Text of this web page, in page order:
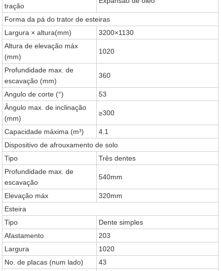
tração
Forma da pá do trator de esteiras
Largura × altura(mm)
3200×1130
Altura de elevação máx
(mm)
1020
Profundidade max. de
escavação (mm)
360
Angulo de corte (°)
53
Ângulo max. de inclinação
(mm)
≥300
Capacidade máxima (m³)
4.1
Dispositivo de afrouxamento de solo
Tipo
Três dentes
Profundidade max. de
escavação
540mm
Elevação máx
320mm
Esteira
Tipo
Dente simples
Afastamento
203
Largura
1020
No. de placas (num lado)
43